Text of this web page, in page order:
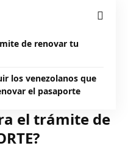
de renovar tu
los venezolanos que
el pasaporte
el trámite de